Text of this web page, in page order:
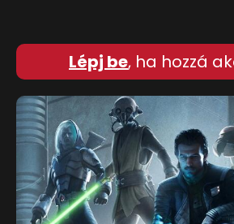
Lépj be, ha hozzá